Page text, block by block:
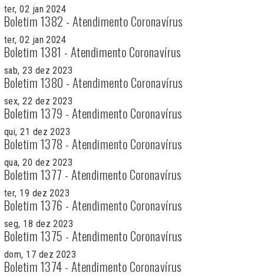
ter, 02 jan 2024
Boletim 1382 - Atendimento Coronavírus
ter, 02 jan 2024
Boletim 1381 - Atendimento Coronavírus
sab, 23 dez 2023
Boletim 1380 - Atendimento Coronavírus
sex, 22 dez 2023
Boletim 1379 - Atendimento Coronavírus
qui, 21 dez 2023
Boletim 1378 - Atendimento Coronavírus
qua, 20 dez 2023
Boletim 1377 - Atendimento Coronavírus
ter, 19 dez 2023
Boletim 1376 - Atendimento Coronavírus
seg, 18 dez 2023
Boletim 1375 - Atendimento Coronavírus
dom, 17 dez 2023
Boletim 1374 - Atendimento Coronavírus